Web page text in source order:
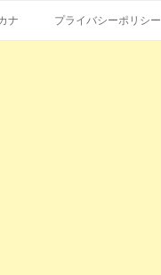
み方
ナ プライバシーポリシー